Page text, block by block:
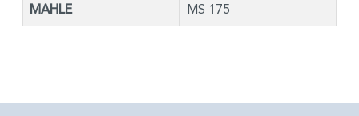
MAHLE MS 175